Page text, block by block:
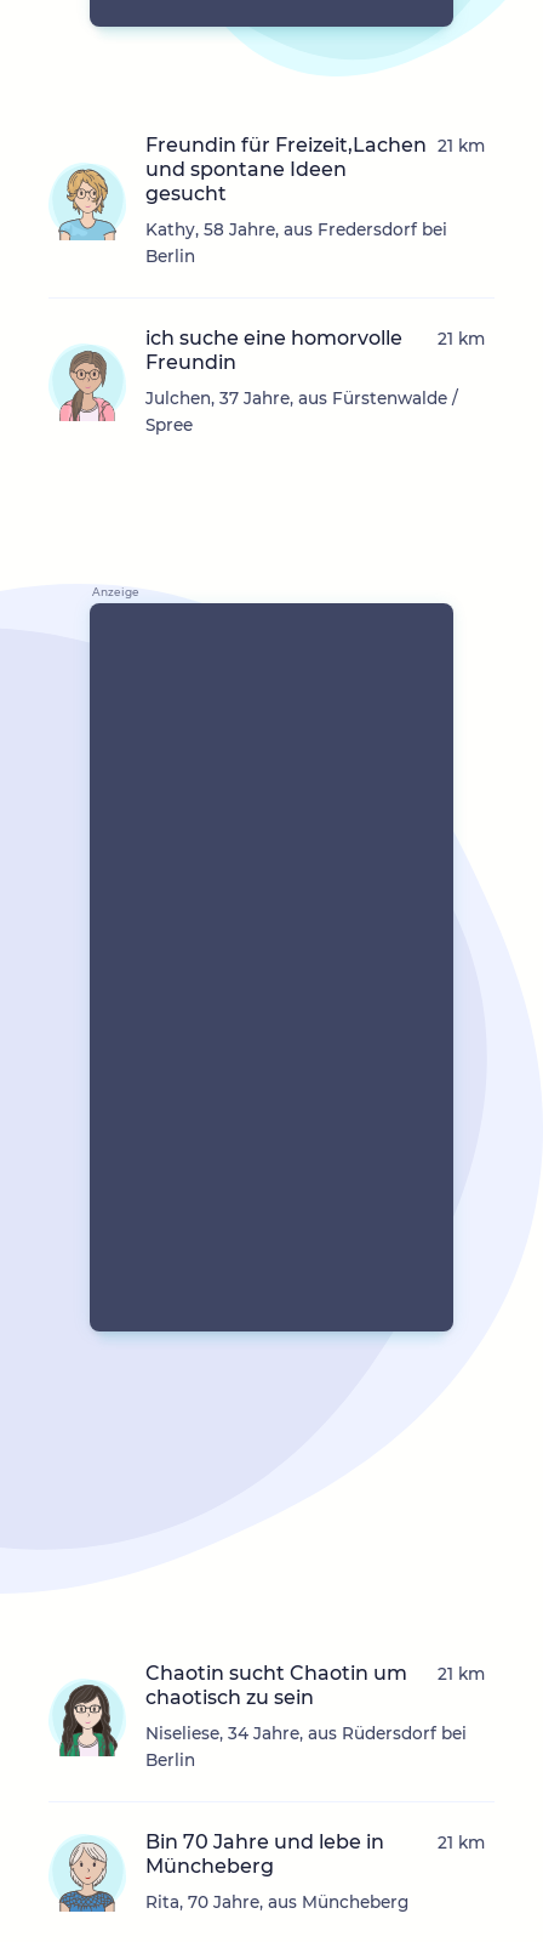
Freundin für Freizeit,Lachen
und spontane Ideen
gesucht
Kathy, 58 Jahre, aus Fredersdorf bei
Berlin
21 km
ich suche eine homorvolle
Freundin
Julchen, 37 Jahre, aus Fürstenwalde /
Spree
21 km
Chaotin sucht Chaotin um
chaotisch zu sein
Niseliese, 34 Jahre, aus Rüdersdorf bei
Berlin
21 km
Bin 70 Jahre und lebe in
Müncheberg
Rita, 70 Jahre, aus Müncheberg
21 km